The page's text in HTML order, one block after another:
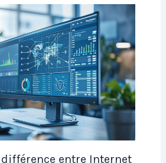
entre Internet